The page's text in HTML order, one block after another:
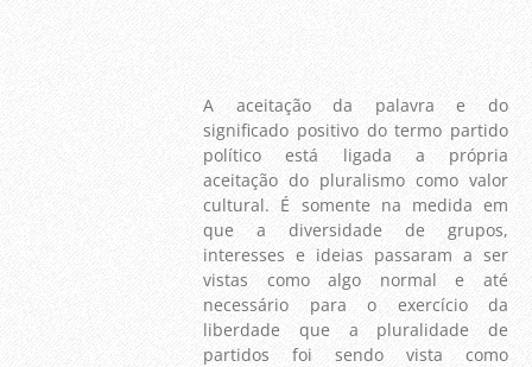
A aceitação da palavra e do
significado positivo do termo partido
político está ligada a própria
aceitação do pluralismo como valor
cultural. É somente na medida em
que a diversidade de grupos,
interesses e ideias passaram a ser
vistas como algo normal e até
necessário para o exercício da
liberdade que a pluralidade de
partidos foi sendo vista como